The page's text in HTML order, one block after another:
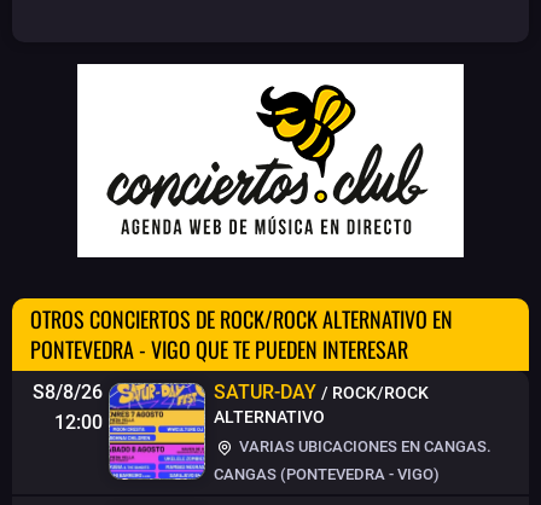
OTROS CONCIERTOS DE ROCK/ROCK ALTERNATIVO EN
PONTEVEDRA - VIGO QUE TE PUEDEN INTERESAR
S8/8/26
12:00
SATUR-DAY / ROCK/ROCK
ALTERNATIVO
VARIAS UBICACIONES EN CANGAS.
CANGAS (PONTEVEDRA - VIGO)